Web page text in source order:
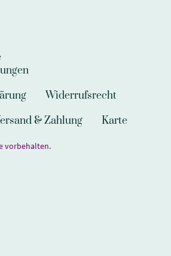
Widerrufsrecht
& Zahlung Karte
vorbehalten.